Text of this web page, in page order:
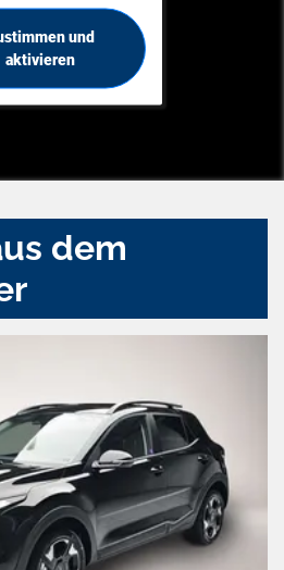
und
aktivieren
dem